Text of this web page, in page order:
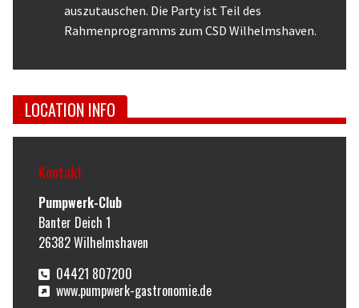
auszutauschen. Die Party ist Teil des
Rahmenprogramms zum CSD Wilhelmshaven.
LOCATION INFO
Kontakt
Pumpwerk-Club
Banter Deich 1
26382Wilhelmshaven
04421 807200
www.pumpwerk-gastronomie.de